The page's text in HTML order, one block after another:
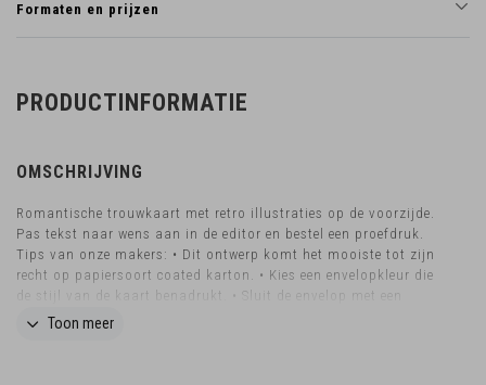
Formaten en prijzen
PRODUCTINFORMATIE
OMSCHRIJVING
Romantische trouwkaart met retro illustraties op de voorzijde.
Pas tekst naar wens aan in de editor en bestel een proefdruk.
Tips van onze makers: • Dit ontwerp komt het mooiste tot zijn
recht op papiersoort coated karton. • Kies een envelopkleur die
de stijl van de kaart benadrukt. • Sluit de envelop met een
bijpassende gouden sluitzegel. Wil je dit design in een ander
Toon meer